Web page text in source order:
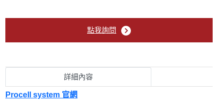
T-Pro Biotechnology
點我詢問
詳細內容
Procell system 官網